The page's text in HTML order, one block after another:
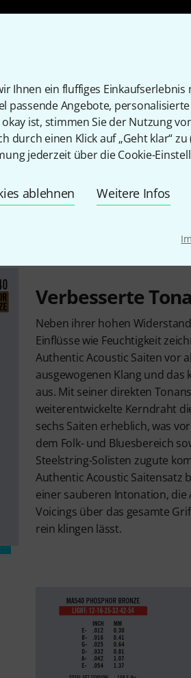
Ihnen ein fluffiges
passende Angebote,
ist, stimmen Sie der Nutzung
durch einen Klick auf „Geht klar“ zu
jederzeit über die Cookie-
ablehnen Weitere Infos
Verbesserte
Neben ihrer hohen
Einflüsse wie Feuchtigkeit
Authentic Acoustic Saiten vor
ausgewogenen Klang und
aus. Mit seiner direkten
weiterentwickelte Kerndraht
sechs Saiten erheblich, was
dem Folk- und Bluesbereich
Steelstring-Solisten zugute
Authentic Acoustic Saitensatz
einer sauberen Intonation, die
Voicings über das gesamte
rein klingen lässt.